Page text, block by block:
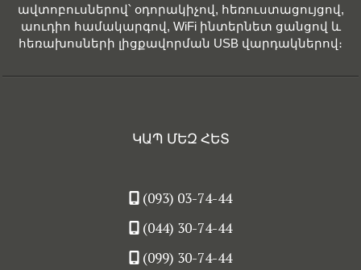
ավտոբուսներով՝ օդորակիչով, հեռուստացույցով,
աուդիո համակարգով, WiFi ինտերնետ ցանցով և
հեռախոսների լիցքավորման USB վարդակներով։
ԿԱՊ ՄԵԶ ՀԵՏ
(093) 03-74-44
(044) 30-74-44
(099) 30-74-44